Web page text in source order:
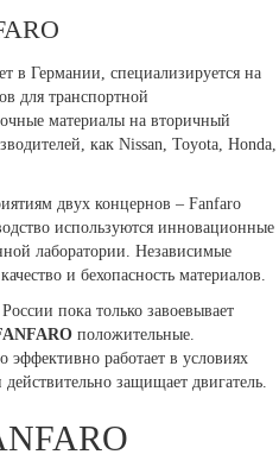
в Германии, специализируется на
для транспортной
материалы на вторичный
как Nissan, Toyota, Honda,
двух концернов – Fanfaro
используются инновационные
лаборатории. Независимые
и бехопасность материалов.
пока только завоевывает
положительные.
эффективно работает в условиях
защищает двигатель.